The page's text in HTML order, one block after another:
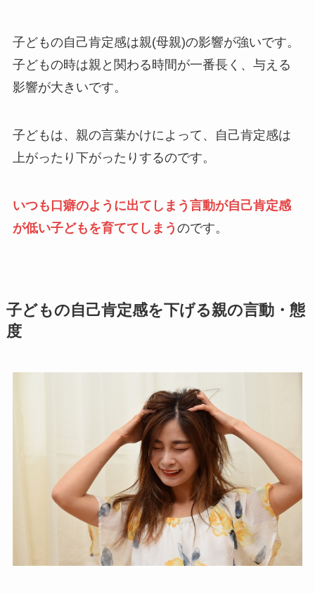
子どもの自己肯定感は親(母親)の影響が強いです。
子どもの時は親と関わる時間が一番長く、与える
影響が大きいです。
子どもは、親の言葉かけによって、自己肯定感は
上がったり下がったりするのです。
いつも口癖のように出てしまう言動が自己肯定感
が低い子どもを育ててしまう のです。
子どもの自己肯定感を下げる親の言動・態
度